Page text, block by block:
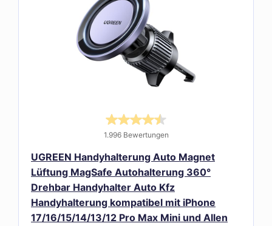
1.996 Bewertungen
UGREEN Handyhalterung Auto Magnet
Lüftung MagSafe Autohalterung 360°
Drehbar Handyhalter Auto Kfz
Handyhalterung kompatibel mit iPhone
17/16/15/14/13/12 Pro Max Mini und Allen